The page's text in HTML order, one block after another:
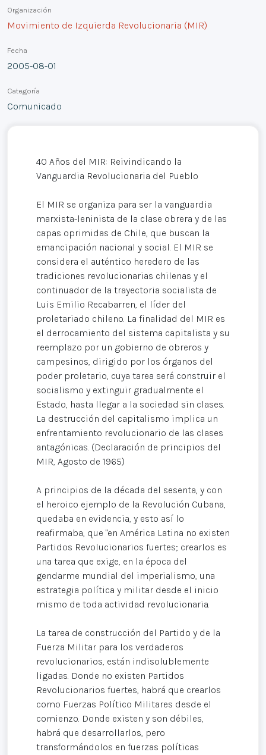
Organización
Movimiento de Izquierda Revolucionaria (MIR)
Fecha
2005-08-01
Categoría
Comunicado
40 Años del MIR: Reivindicando la
Vanguardia Revolucionaria del Pueblo
El MIR se organiza para ser la vanguardia
marxista-leninista de la clase obrera y de las
capas oprimidas de Chile, que buscan la
emancipación nacional y social. El MIR se
considera el auténtico heredero de las
tradiciones revolucionarias chilenas y el
continuador de la trayectoria socialista de
Luis Emilio Recabarren, el líder del
proletariado chileno. La finalidad del MIR es
el derrocamiento del sistema capitalista y su
reemplazo por un gobierno de obreros y
campesinos, dirigido por los órganos del
poder proletario, cuya tarea será construir el
socialismo y extinguir gradualmente el
Estado, hasta llegar a la sociedad sin clases.
La destrucción del capitalismo implica un
enfrentamiento revolucionario de las clases
antagónicas. (Declaración de principios del
MIR, Agosto de 1965)
A principios de la década del sesenta, y con
el heroico ejemplo de la Revolución Cubana,
quedaba en evidencia, y esto así lo
reafirmaba, que "en América Latina no existen
Partidos Revolucionarios fuertes; crearlos es
una tarea que exige, en la época del
gendarme mundial del imperialismo, una
estrategia política y militar desde el inicio
mismo de toda actividad revolucionaria.
La tarea de construcción del Partido y de la
Fuerza Militar para los verdaderos
revolucionarios, están indisolublemente
ligadas. Donde no existen Partidos
Revolucionarios fuertes, habrá que crearlos
como Fuerzas Político Militares desde el
comienzo. Donde existen y son débiles,
habrá que desarrollarlos, pero
transformándolos en fuerzas políticas